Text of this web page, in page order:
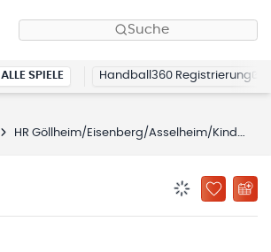
Suche
ALLE SPIELE Handball360 Registrierung
HR Göllheim/Eisenberg/Asselheim/Kindenheim
ZU